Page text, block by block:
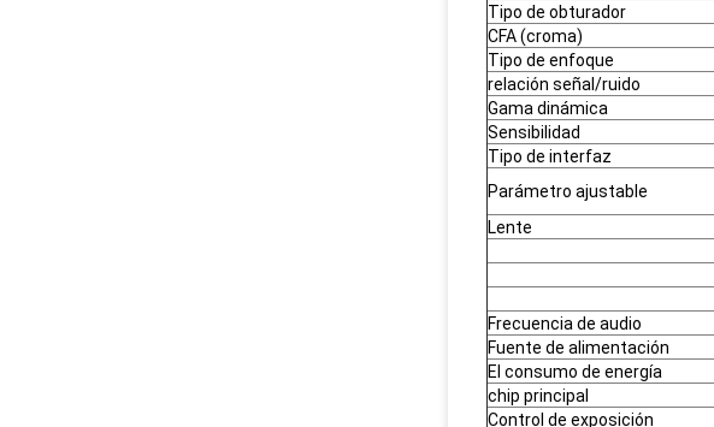
Tipo de obturador
CFA (croma)
Tipo de enfoque
relación señal/ruido
Gama dinámica
Sensibilidad
Tipo de interfaz
Parámetro ajustable
Lente
Frecuencia de audio
Fuente de alimentación
El consumo de energía
chip principal
Control de exposición